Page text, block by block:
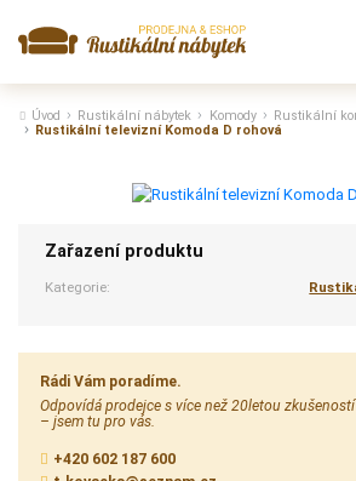
Úvod Rustikální nábytek Komody
Rustikální
Rustikální televizní Komoda D rohová
Zařazení produktu
Kategorie:
Rádi Vám poradíme.
Odpovídá prodejce s více než 20letou
– jsem tu pro vás.
+420 602 187 600